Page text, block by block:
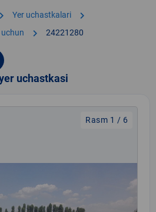
chevron_right Yer uchastkalari chevron_right
chevron_right 24221280
uchastkasi
Rasm 1 / 6